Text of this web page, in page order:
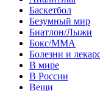
Баскетбол
Безумный мир
Биатлон/Лыжи
Бокс/MMA
Болезни и
В мире
В России
Вещи